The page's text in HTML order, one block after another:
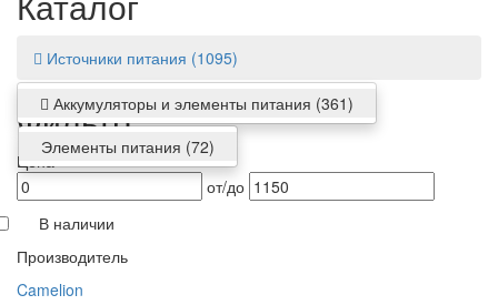
Источники питания (1095)
Аккумуляторы и элементы питания (361)
Элементы питания (72)
Фильтр
Цена
от/до
В наличии
Производитель
Camelion